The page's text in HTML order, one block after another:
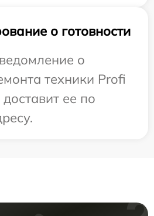
о готовности
о
техники Profi
ее по